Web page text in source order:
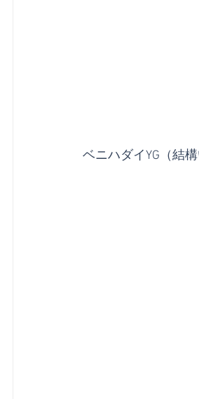
ベニハダイYG（結